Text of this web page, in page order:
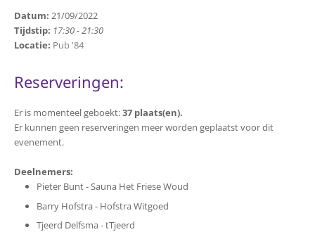
Datum: 21/09/2022
Tijdstip: 17:30 - 21:30
Locatie: Pub '84
Reserveringen:
Er is momenteel geboekt:37 plaats(en).
Er kunnen geen reserveringen meer worden geplaatst voor dit
evenement.
Deelnemers:
Pieter Bunt - Sauna Het Friese Woud
Barry Hofstra - Hofstra Witgoed
Tjeerd Delfsma - tTjeerd